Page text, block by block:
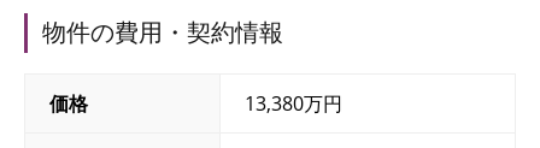
物件の費用・契約情報
価格 13,380万円